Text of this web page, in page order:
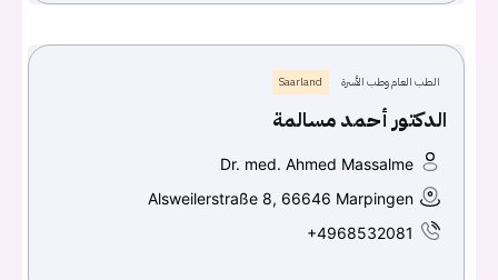
الطب العام وطب الأسرة Saarland
الدكتور أحمد مسالمة
Dr. med. Ahmed Massalme
Alsweilerstraße 8, 66646 Marpingen
+4968532081